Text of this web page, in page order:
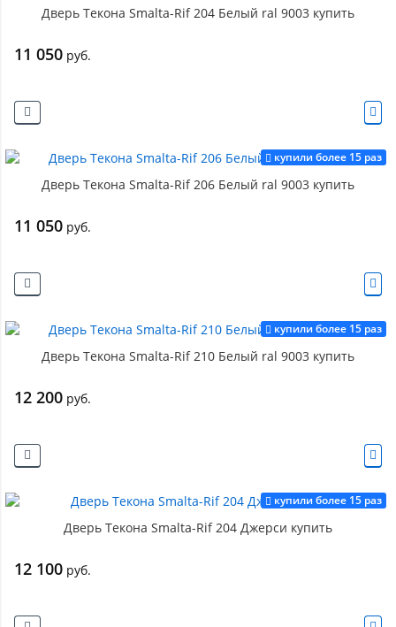
Дверь Текона Smalta-Rif 204 Белый ral 9003 купить
11 050 руб.
купили более 15 раз
Дверь Текона Smalta-Rif 206 Белый ral 9003 купить
11 050 руб.
купили более 15 раз
Дверь Текона Smalta-Rif 210 Белый ral 9003 купить
12 200 руб.
купили более 15 раз
Дверь Текона Smalta-Rif 204 Джерси купить
12 100 руб.